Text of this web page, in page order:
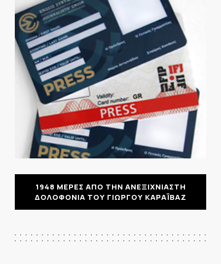
1948 ΜΕΡΕΣ ΑΠΟ ΤΗΝ ΑΝΕΞΙΧΝΙΑΣΤΗ
ΔΟΛΟΦΟΝΙΑ ΤΟΥ ΓΙΩΡΓΟΥ ΚΑΡΑΪΒΑΖ